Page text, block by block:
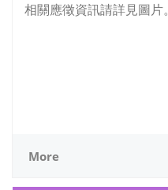
相關應徵資訊請詳見圖片。
More